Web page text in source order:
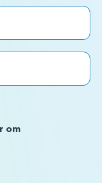
om